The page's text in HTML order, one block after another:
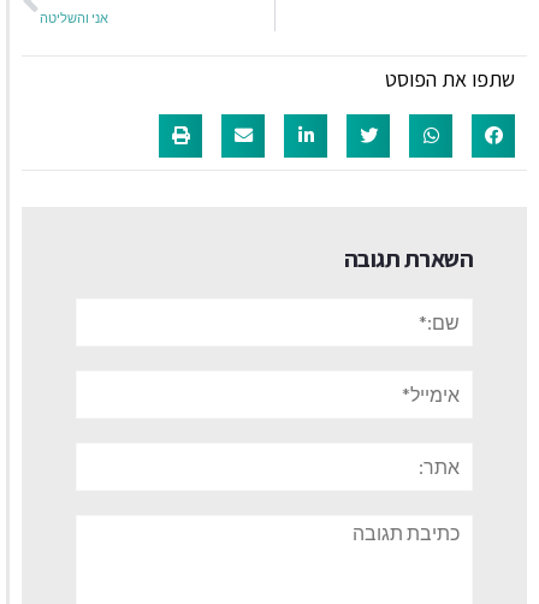
אני והשליטה
שתפו את הפוסט
השארת תגובה
תגובה